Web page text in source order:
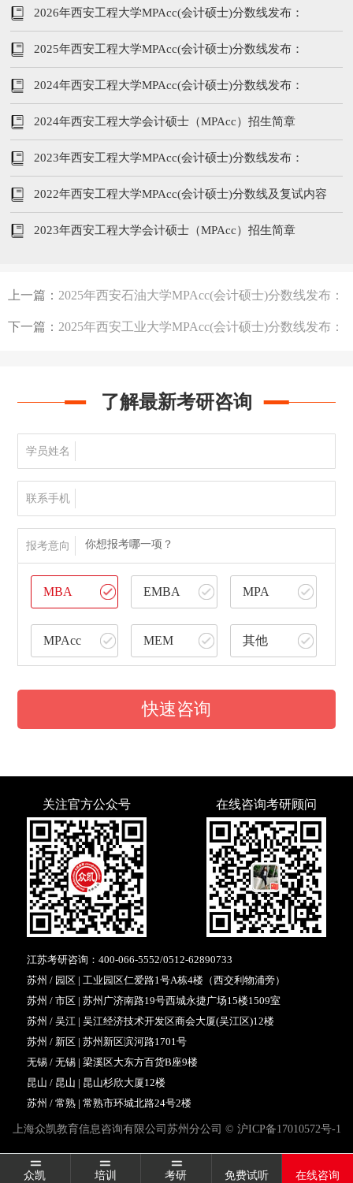
2026年西安工程大学MPAcc(会计硕士)分数线发布：
202/102/51
2025年西安工程大学MPAcc(会计硕士)分数线发布：
197/96/48
2024年西安工程大学MPAcc(会计硕士)分数线发布：
201/104/52
2024年西安工程大学会计硕士（MPAcc）招生简章
2023年西安工程大学MPAcc(会计硕士)分数线发布：
200/102/51
2022年西安工程大学MPAcc(会计硕士)分数线及复试内容
2023年西安工程大学会计硕士（MPAcc）招生简章
上一篇： 2025年西安石油大学MPAcc(会计硕士)分数线发布：
200/96/48
下一篇： 2025年西安工业大学MPAcc(会计硕士)分数线发布：
了解最新考研咨询
学员姓名
联系手机
报考意向 你想报考哪一项？
MBA EMBA MPA
MPAcc MEM 其他
快速咨询
关注官方公众号 在线咨询考研顾问
江苏考研咨询： 400-066-5552/0512-62890733
苏州 / 园区 | 工业园区仁爱路1号A栋4楼（西交利物浦旁）
苏州 / 市区 | 苏州广济南路19号西城永捷广场15楼1509室
苏州 / 吴江 | 吴江经济技术开发区商会大厦(吴江区)12楼
苏州 / 新区 | 苏州新区滨河路1701号
无锡 / 无锡 | 梁溪区大东方百货B座9楼
昆山 / 昆山 | 昆山杉欣大厦12楼
苏州 / 常熟 | 常熟市环城北路24号2楼
上海众凯教育信息咨询有限公司苏州分公司 © 沪ICP备17010572号-1
众凯 培训 考研 免费试听 在线咨询